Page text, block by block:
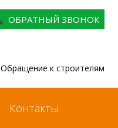
ОБРАТНЫЙ ЗВОНОК
Обращение к строителям
Контакты